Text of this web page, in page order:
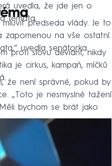
uvedla, že jde jen o
témata.
předseda vlády. Je to
zapomenou na vše ostatní.
uvedla senátorka.
proti slovu deviant, nikdy
je cirkus, kampaň, míčků
že není správné, pokud by
„Toto je nesmyslné tažení
bychom se brát jako